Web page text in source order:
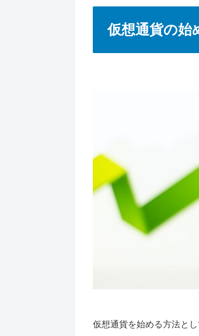
仮想通貨の始
仮想通貨を始める方法と